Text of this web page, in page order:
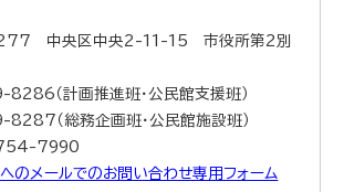
中央区中央2-11-15 市役所第2別
（計画推進班・公民館支援班）
（総務企画班・公民館施設班）
754-7990
のメールでのお問い合わせ専用フォーム